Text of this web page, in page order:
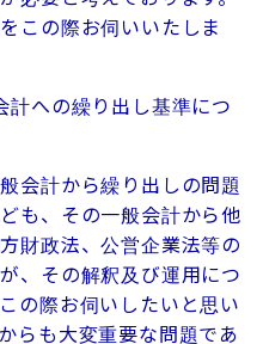
この際お伺いいたしま
計への繰り出し基準につ
会計から繰り出しの問題
も、その一般会計から他
財政法、公営企業法等の
、その解釈及び運用につ
の際お伺いしたいと思い
らも大変重要な問題であ